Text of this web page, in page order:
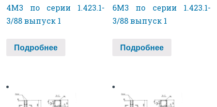
4М3 по серии 1.423.1-
3/88 выпуск 1
Подробнее
6М3 по серии 1.423.1-
3/88 выпуск 1
Подробнее